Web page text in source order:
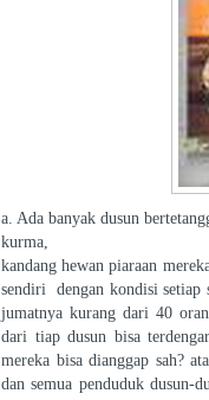
a. Ada banyak dusun
kurma,
kandang hewan piaraan
sendiri dengan kondisi setiap
jumatnya kurang dari 40
dari tiap dusun bisa
mereka bisa dianggap sah?
dan semua penduduk